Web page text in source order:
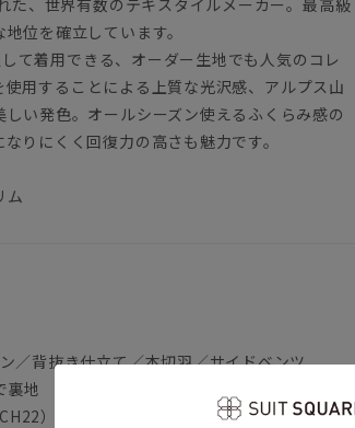
位を確立しています。
て着用できる、オーダー生地でも人気のコレ
用することによる上質な光沢感、アルプス山
い発色。オールシーズン使えるふくらみ感の
りにくく回復力の高さも魅力です。
／背抜き仕立て／本切羽／サイドベンツ
裏地
）